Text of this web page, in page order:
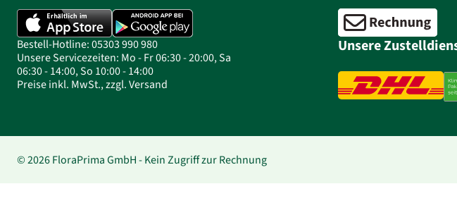
Bestell-Hotline: 05303 990 980
Unsere Servicezeiten: Mo - Fr 06:30 - 20:00, Sa
06:30 - 14:00, So 10:00 - 14:00
Preise inkl. MwSt., zzgl. Versand
Unsere
© 2026 FloraPrima GmbH - Kein Zugriff zur Rechnung